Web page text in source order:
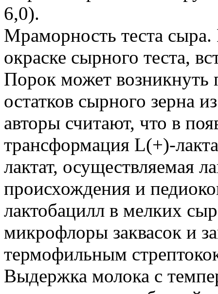
6,0).
Мраморность теста сыра.
окраске сырного теста,
Порок может возникнуть
остатков сырного зерна
авторы считают, что в
трансформация L(+)-
лактат, осуществляемая
происхождения и
лактобацилл в мелких
микрофлоры заквасок и
термофильным
Выдержка молока с